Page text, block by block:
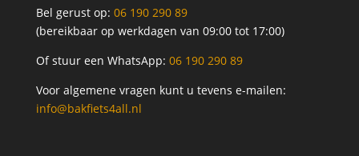
Bel gerust op: 06 190 290 89
(bereikbaar op werkdagen van 09:00 tot 17:00)
Of stuur een WhatsApp: 06 190 290 89
Voor algemene vragen kunt u tevens e-mailen:
info@bakfiets4all.nl